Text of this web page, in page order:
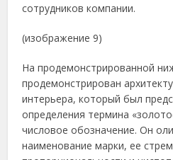
сотрудников компании.
(изображение 9)
На продемонстрированной
продемонстрирован
интерьера, который был
определения термина
числовое обозначение. Он
наименование марки, ее